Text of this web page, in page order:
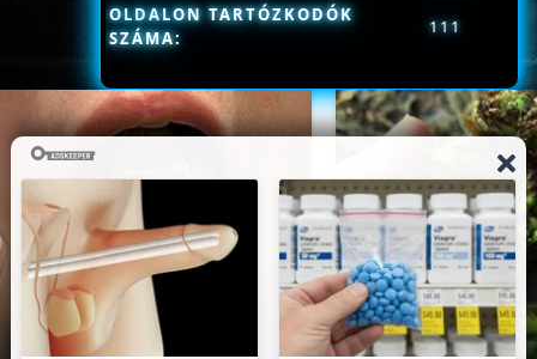
OLDALON TARTÓZKODÓK
SZÁMA:
111